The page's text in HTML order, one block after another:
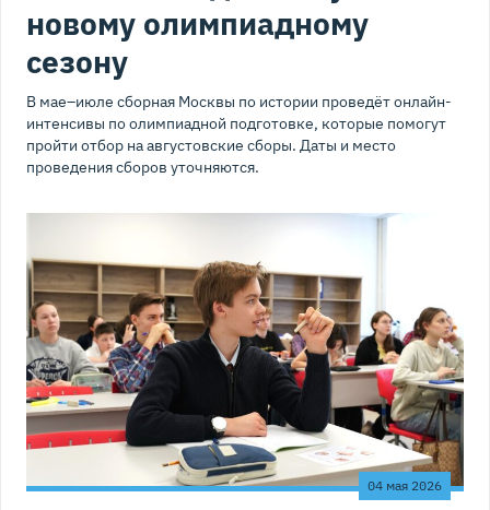
новому олимпиадному
сезону
В мае–июле сборная Москвы по истории проведёт онлайн-
интенсивы по олимпиадной подготовке, которые помогут
пройти отбор на августовские сборы. Даты и место
проведения сборов уточняются.
04 мая 2026